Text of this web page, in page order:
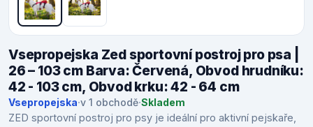
Vsepropejska Zed sportovní postroj pro psa |
26 – 103 cm Barva: Červená, Obvod hrudníku:
42 - 103 cm, Obvod krku: 42 - 64 cm
Vsepropejska·v 1 obchodě·Skladem
ZED sportovní postroj pro psy je ideální pro aktivní pejskaře,